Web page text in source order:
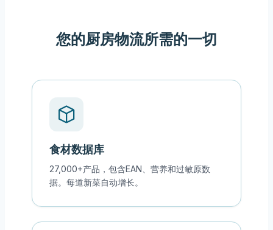
您的厨房物流所需的一切
食材数据库
27,000+产品，包含EAN、营养和过敏原数
据。每道新菜自动增长。